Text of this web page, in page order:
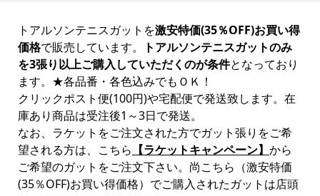
トアルソンテニスガットを激安特価(35％OFF)お買い得
価格で販売しています。
トアルソンテニスガットのみ
を3張り以上ご購入していただくのが条件となっており
ます。★各品番・各色込みでもＯＫ！
クリックポスト便(100円)や宅配便で発送致します。在
庫あり商品は受注後1～3日で発送。
なお、ラケットをご注文された方でガット張りをご希
望される方は、こちら 【ラケットキャンペーン】 から
ご希望のガットをご注文下さい。尚こちら（激安特価
(35％OFF)お買い得価格）でご購入されたガットは店頭